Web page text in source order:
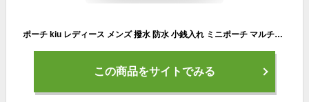
ポーチ kiu レディース メンズ 撥水 防水 小銭入れ ミニポーチ マルチケース フェス ライブ コインケース 財布 ウォレット パスケース 定期入れ コンパクト 小さい おしゃれ 可愛い 個性的 シンプル ブランド イベント アウトドア キャンプ 通勤 通学 男の子 女の子 高校生
この商品をサイトでみる